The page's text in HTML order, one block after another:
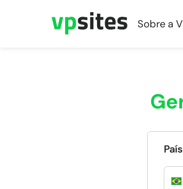
Sobre a
País